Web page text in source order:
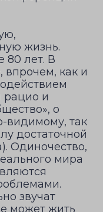
жизнь.
80 лет. В
впрочем, как и
рацио и
о
видимому, так
достаточной
Одиночество,
мира
звучат
может жить